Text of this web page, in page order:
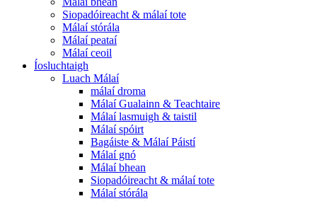
Siopadóireacht & málaí tote
Málaí stórála
Málaí peataí
Málaí ceoil
Íosluchtaigh
Luach Málaí
málaí droma
Málaí Gualainn & Teachtaire
Málaí lasmuigh & taistil
Málaí spóirt
Bagáiste & Málaí Páistí
Málaí gnó
Málaí bhean
Siopadóireacht & málaí tote
Málaí stórála